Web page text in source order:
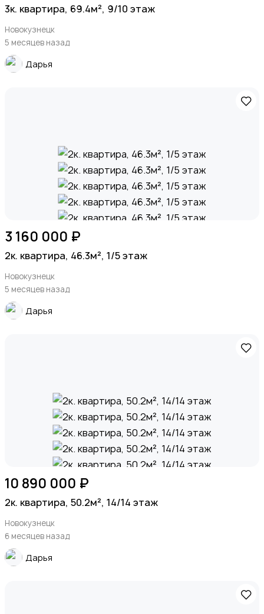
3к. квартира, 69.4м², 9/10 этаж
Новокузнецк
5 месяцев назад
Дарья
3 160 000 ₽
2к. квартира, 46.3м², 1/5 этаж
Новокузнецк
5 месяцев назад
Дарья
10 890 000 ₽
2к. квартира, 50.2м², 14/14 этаж
Новокузнецк
6 месяцев назад
Дарья